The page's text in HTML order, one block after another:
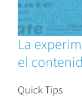
La
el
Quick Tips